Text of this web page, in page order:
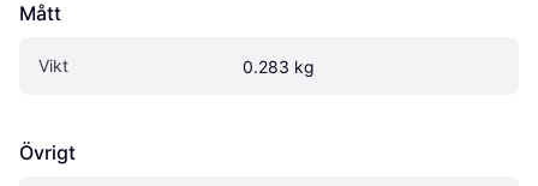
Mått
Vikt 0.283 kg
Övrigt